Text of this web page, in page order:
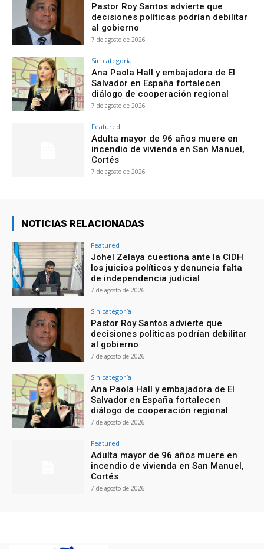
Pastor Roy Santos advierte que
decisiones políticas podrían debilitar
al gobierno
7 de agosto de 2026
Sin categoría
Ana Paola Hall y embajadora de El
Salvador en España fortalecen
diálogo de cooperación regional
7 de agosto de 2026
Featured
Adulta mayor de 96 años muere en
incendio de vivienda en San Manuel,
Cortés
7 de agosto de 2026
NOTICIAS RELACIONADAS
Featured
Johel Zelaya cuestiona ante la CIDH
los juicios políticos y denuncia falta
de independencia judicial
7 de agosto de 2026
Sin categoría
Pastor Roy Santos advierte que
decisiones políticas podrían debilitar
al gobierno
7 de agosto de 2026
Sin categoría
Ana Paola Hall y embajadora de El
Salvador en España fortalecen
diálogo de cooperación regional
7 de agosto de 2026
Featured
Adulta mayor de 96 años muere en
incendio de vivienda en San Manuel,
Cortés
7 de agosto de 2026